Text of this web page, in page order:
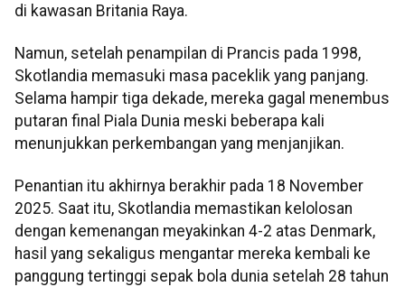
di kawasan Britania Raya.
Namun, setelah penampilan di Prancis pada 1998,
Skotlandia memasuki masa paceklik yang panjang.
Selama hampir tiga dekade, mereka gagal menembus
putaran final Piala Dunia meski beberapa kali
menunjukkan perkembangan yang menjanjikan.
Penantian itu akhirnya berakhir pada 18 November
2025. Saat itu, Skotlandia memastikan kelolosan
dengan kemenangan meyakinkan 4-2 atas Denmark,
hasil yang sekaligus mengantar mereka kembali ke
panggung tertinggi sepak bola dunia setelah 28 tahun